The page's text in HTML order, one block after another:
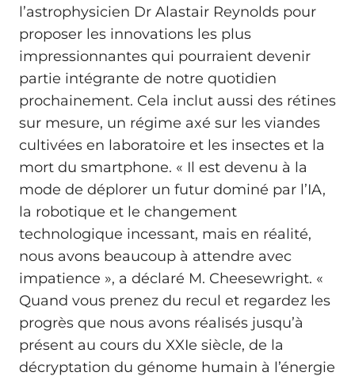
l’astrophysicien Dr Alastair Reynolds pour
proposer les innovations les plus
impressionnantes qui pourraient devenir
partie intégrante de notre quotidien
prochainement. Cela inclut aussi des rétines
sur mesure, un régime axé sur les viandes
cultivées en laboratoire et les insectes et la
mort du smartphone. « Il est devenu à la
mode de déplorer un futur dominé par l’IA,
la robotique et le changement
technologique incessant, mais en réalité,
nous avons beaucoup à attendre avec
impatience », a déclaré M. Cheesewright. «
Quand vous prenez du recul et regardez les
progrès que nous avons réalisés jusqu’à
présent au cours du XXIe siècle, de la
décryptation du génome humain à l’énergie